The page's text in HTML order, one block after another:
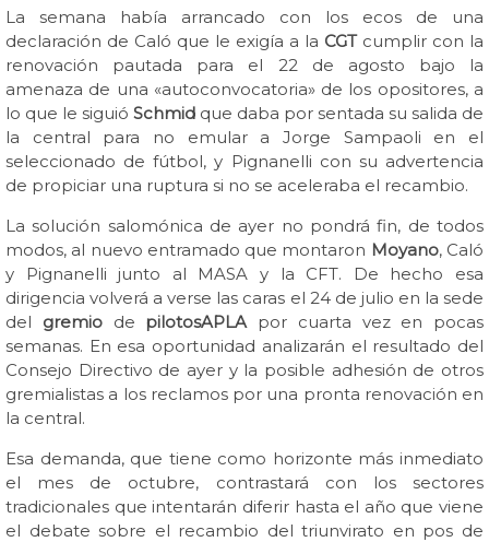
La semana había arrancado con los ecos de una
declaración de Caló que le exigía a la CGTcumplir con la
renovación pautada para el 22 de agosto bajo la
amenaza de una «autoconvocatoria» de los opositores, a
lo que le siguió Schmid que daba por sentada su salida de
la central para no emular a Jorge Sampaoli en el
seleccionado de fútbol, y Pignanelli con su advertencia
de propiciar una ruptura si no se aceleraba el recambio.
La solución salomónica de ayer no pondrá fin, de todos
modos, al nuevo entramado que montaron Moyano, Caló
y Pignanelli junto al MASA y la CFT. De hecho esa
dirigencia volverá a verse las caras el 24 de julio en la sede
del gremiode pilotosAPLApor cuarta vez en pocas
semanas. En esa oportunidad analizarán el resultado del
Consejo Directivo de ayer y la posible adhesión de otros
gremialistas a los reclamos por una pronta renovación en
la central.
Esa demanda, que tiene como horizonte más inmediato
el mes de octubre, contrastará con los sectores
tradicionales que intentarán diferir hasta el año que viene
el debate sobre el recambio del triunvirato en pos de